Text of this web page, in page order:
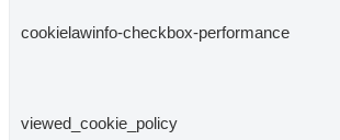
cookielawinfo-checkbox-performance
viewed_cookie_policy